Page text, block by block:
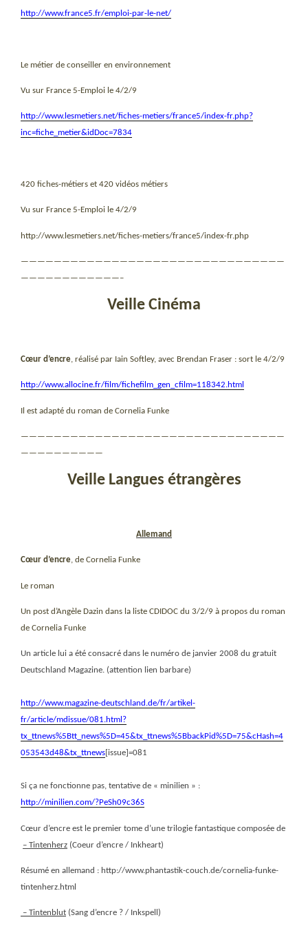
http://www.france5.fr/emploi-par-le-net/
Le métier de conseiller en environnement
Vu sur France 5-Emploi le 4/2/9
http://www.lesmetiers.net/fiches-metiers/france5/index-fr.php?
inc=fiche_metier&idDoc=7834
420 fiches-métiers et 420 vidéos métiers
Vu sur France 5-Emploi le 4/2/9
http://www.lesmetiers.net/fiches-metiers/france5/index-fr.php
————————————————————————————————
————————————–
Veille Cinéma
Cœur d’encre, réalisé par Iain Softley, avec Brendan Fraser : sort le 4/2/9
http://www.allocine.fr/film/fichefilm_gen_cfilm=118342.html
Il est adapté du roman de Cornelia Funke
————————————————————————————————
——————————
Veille Langues étrangères
Allemand
Cœur d’encre, de Cornelia Funke
Le roman
Un post d’Angèle Dazin dans la liste CDIDOC du 3/2/9 à propos du roman
de Cornelia Funke
Un article lui a été consacré dans le numéro de janvier 2008 du gratuit
Deutschland Magazine. (attention lien barbare)
http://www.magazine-deutschland.de/fr/artikel-
fr/article/mdissue/081.html?
tx_ttnews%5Btt_news%5D=45&tx_ttnews%5BbackPid%5D=75&cHash=4
053543d48&tx_ttnews [issue]=081
Si ça ne fonctionne pas, tentative de « minilien » :
http://minilien.com/?PeSh09c36S
Cœur d’encre est le premier tome d’une trilogie fantastique composée de
– Tintenherz (Coeur d’encre / Inkheart)
Résumé en allemand : http://www.phantastik-couch.de/cornelia-funke-
tintenherz.html
– Tintenblut (Sang d’encre ? / Inkspell)